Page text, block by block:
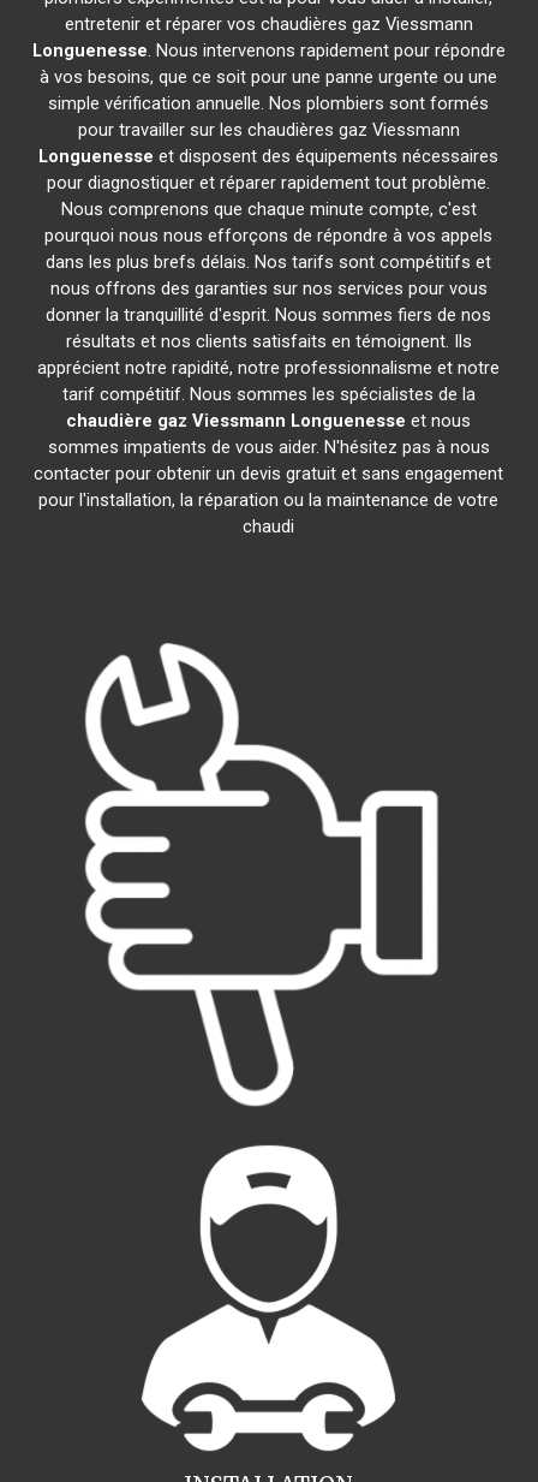
entretenir et réparer vos chaudières gaz Viessmann
Longuenesse. Nous intervenons rapidement pour répondre
à vos besoins, que ce soit pour une panne urgente ou une
simple vérification annuelle. Nos plombiers sont formés
pour travailler sur les chaudières gaz Viessmann
Longuenesse et disposent des équipements nécessaires
pour diagnostiquer et réparer rapidement tout problème.
Nous comprenons que chaque minute compte, c'est
pourquoi nous nous efforçons de répondre à vos appels
dans les plus brefs délais. Nos tarifs sont compétitifs et
nous offrons des garanties sur nos services pour vous
donner la tranquillité d'esprit. Nous sommes fiers de nos
résultats et nos clients satisfaits en témoignent. Ils
apprécient notre rapidité, notre professionnalisme et notre
tarif compétitif. Nous sommes les spécialistes de la
chaudière gaz Viessmann Longuenesse et nous
sommes impatients de vous aider. N'hésitez pas à nous
contacter pour obtenir un devis gratuit et sans engagement
pour l'installation, la réparation ou la maintenance de votre
chaudi